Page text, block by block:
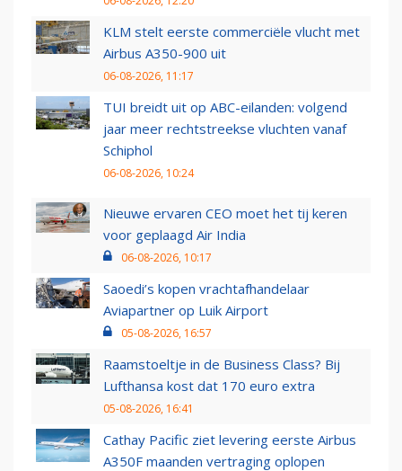
KLM stelt eerste commerciële vlucht met
Airbus A350-900 uit
06-08-2026, 11:17
TUI breidt uit op ABC-eilanden: volgend
jaar meer rechtstreekse vluchten vanaf
Schiphol
06-08-2026, 10:24
Nieuwe ervaren CEO moet het tij keren
voor geplaagd Air India
06-08-2026, 10:17
Saoedi’s kopen vrachtafhandelaar
Aviapartner op Luik Airport
05-08-2026, 16:57
Raamstoeltje in de Business Class? Bij
Lufthansa kost dat 170 euro extra
05-08-2026, 16:41
Cathay Pacific ziet levering eerste Airbus
A350F maanden vertraging oplopen